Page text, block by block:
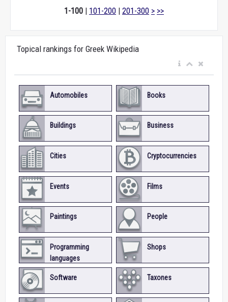
1-100 | 101-200 | 201-300 > >>
Topical rankings for Greek Wikipedia
Automobiles Books
Buildings Business
Cities Cryptocurrencies
Events Films
Paintings People
Programming
languages
Shops
Software Taxones